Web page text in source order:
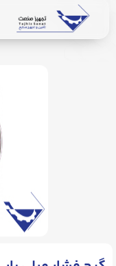
for the same content.